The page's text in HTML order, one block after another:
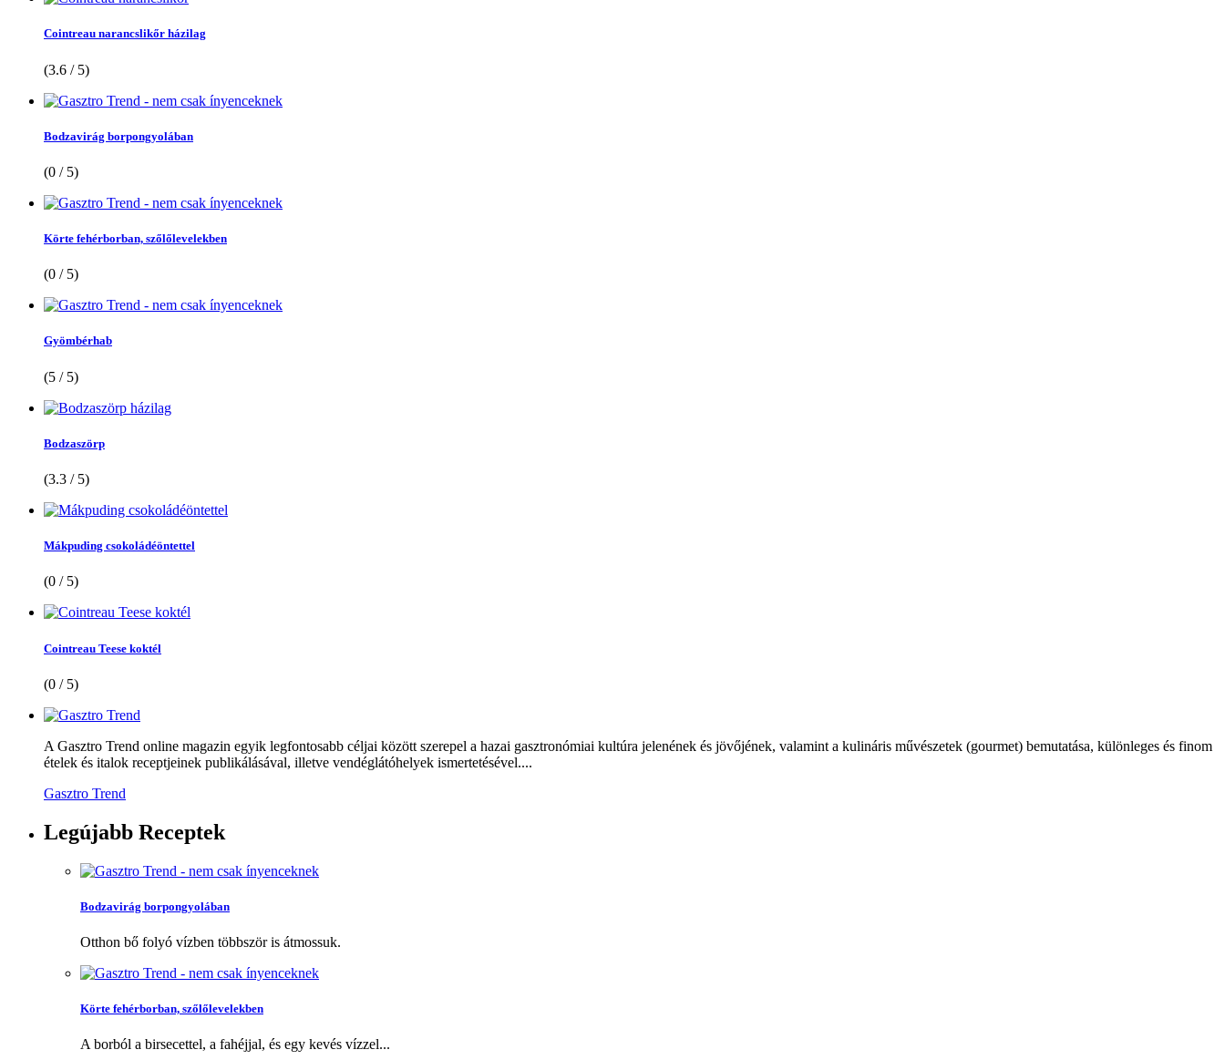
Cointreau narancslikőr házilag
(3.6 / 5)
Bodzavirág borpongyolában
(0 / 5)
Körte fehérborban, szőlőlevelekben
(0 / 5)
Gyömbérhab
(5 / 5)
Bodzaszörp
(3.3 / 5)
Mákpuding csokoládéöntettel
(0 / 5)
Cointreau Teese koktél
(0 / 5)
A Gasztro Trend online magazin egyik legfontosabb céljai között szerepel a hazai gasztronómiai kultúra jelenének és jövőjének, valamint a kulináris művészetek (gourmet) bemutatása, különleges és finom
ételek és italok receptjeinek publikálásával, illetve vendéglátóhelyek ismertetésével....
Gasztro Trend
Legújabb Receptek
Bodzavirág borpongyolában
Otthon bő folyó vízben többször is átmossuk.
Körte fehérborban, szőlőlevelekben
A borból a birsecettel, a fahéjjal, és egy kevés vízzel...